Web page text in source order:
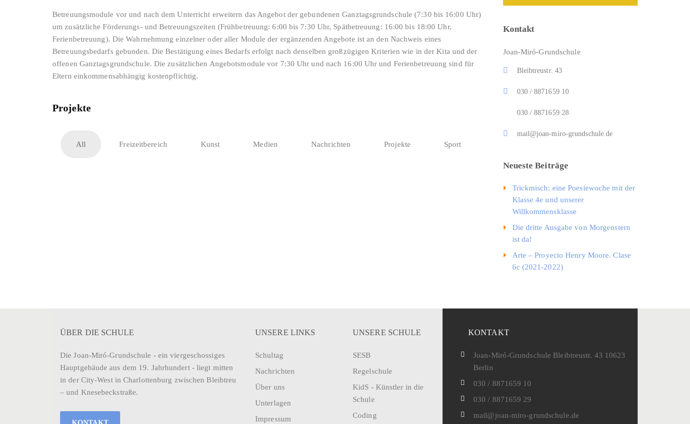
Betreuungsmodule vor und nach dem Unterricht erweitern das Angebot der gebundenen Ganztagsgrundschule (7:30 bis 16:00 Uhr)
um zusätzliche Förderungs- und Betreuungszeiten (Frühbetreuung: 6:00 bis 7:30 Uhr, Spätbetreuung: 16:00 bis 18:00 Uhr,
Ferienbetreuung). Die Wahrnehmung einzelner oder aller Module der ergänzenden Angebote ist an den Nachweis eines
Betreuungsbedarfs gebunden. Die Bestätigung eines Bedarfs erfolgt nach denselben großzügigen Kriterien wie in der Kita und der
offenen Ganztagsgrundschule. Die zusätzlichen Angebotsmodule vor 7:30 Uhr und nach 16:00 Uhr und Ferienbetreuung sind für
Eltern einkommensabhängig kostenpflichtig.
Projekte
All Freizeitbereich Kunst Medien Nachrichten Projekte Sport
Kontakt
Joan-Miró-Grundschule
Bleibtreustr. 43
030 / 8871659 10
030 / 8871659 28
mail@joan-miro-grundschule.de
Neueste Beiträge
Trickmisch: eine Poesiewoche mit der
Klasse 4e und unserer
Willkommensklasse
Die dritte Ausgabe von Morgenstern
ist da!
Arte – Proyecto Henry Moore. Clase
6c (2021-2022)
ÜBER DIE SCHULE
Die Joan-Miró-Grundschule - ein viergeschossiges
Hauptgebäude aus dem 19. Jahrhundert - liegt mitten
in der City-West in Charlottenburg zwischen Bleibtreu
– und Knesebeckstraße.
UNSERE LINKS
Schultag
Nachrichten
Über uns
Unterlagen
Impressum
UNSERE SCHULE
SESB
Regelschule
KidS - Künstler in die
Schule
Coding
KONTAKT
Joan-Miró-Grundschule Bleibtreustr. 43 10623
Berlin
030 / 8871659 10
030 / 8871659 29
mail@joan-miro-grundschule.de